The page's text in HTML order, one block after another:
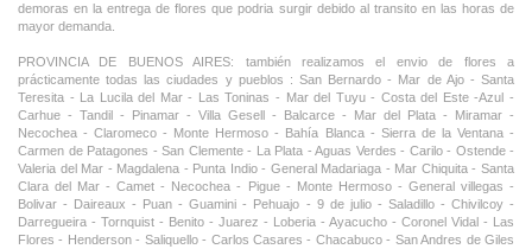
demoras en la entrega de flores que podria surgir debido al transito en las horas de
mayor demanda.
PROVINCIA DE BUENOS AIRES: también realizamos el envio de flores a
prácticamente todas las ciudades y pueblos : San Bernardo - Mar de Ajo - Santa
Teresita - La Lucila del Mar - Las Toninas - Mar del Tuyu - Costa del Este -Azul -
Carhue - Tandil - Pinamar - Villa Gesell - Balcarce - Mar del Plata - Miramar -
Necochea - Claromeco - Monte Hermoso - Bahía Blanca - Sierra de la Ventana -
Carmen de Patagones - San Clemente - La Plata - Aguas Verdes - Carilo - Ostende -
Valeria del Mar - Magdalena - Punta Indio - General Madariaga - Mar Chiquita - Santa
Clara del Mar - Camet - Necochea - Pigue - Monte Hermoso - General villegas -
Bolivar - Daireaux - Puan - Guamini - Pehuajo - 9 de julio - Saladillo - Chivilcoy -
Darregueira - Tornquist - Benito - Juarez - Loberia - Ayacucho - Coronel Vidal - Las
Flores - Henderson - Saliquello - Carlos Casares - Chacabuco - San Andres de Giles